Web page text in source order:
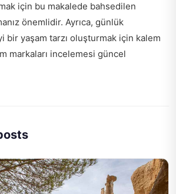
için bu makalede bahsedilen
önemlidir. Ayrıca, günlük
bir yaşam tarzı oluşturmak için kalem
markaları incelemesi güncel